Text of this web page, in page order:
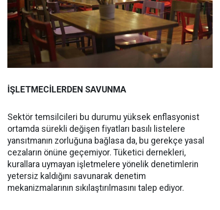
İŞLETMECİLERDEN SAVUNMA
Sektör temsilcileri bu durumu yüksek enflasyonist
ortamda sürekli değişen fiyatları basılı listelere
yansıtmanın zorluğuna bağlasa da, bu gerekçe yasal
cezaların önüne geçemiyor. Tüketici dernekleri,
kurallara uymayan işletmelere yönelik denetimlerin
yetersiz kaldığını savunarak denetim
mekanizmalarının sıkılaştırılmasını talep ediyor.